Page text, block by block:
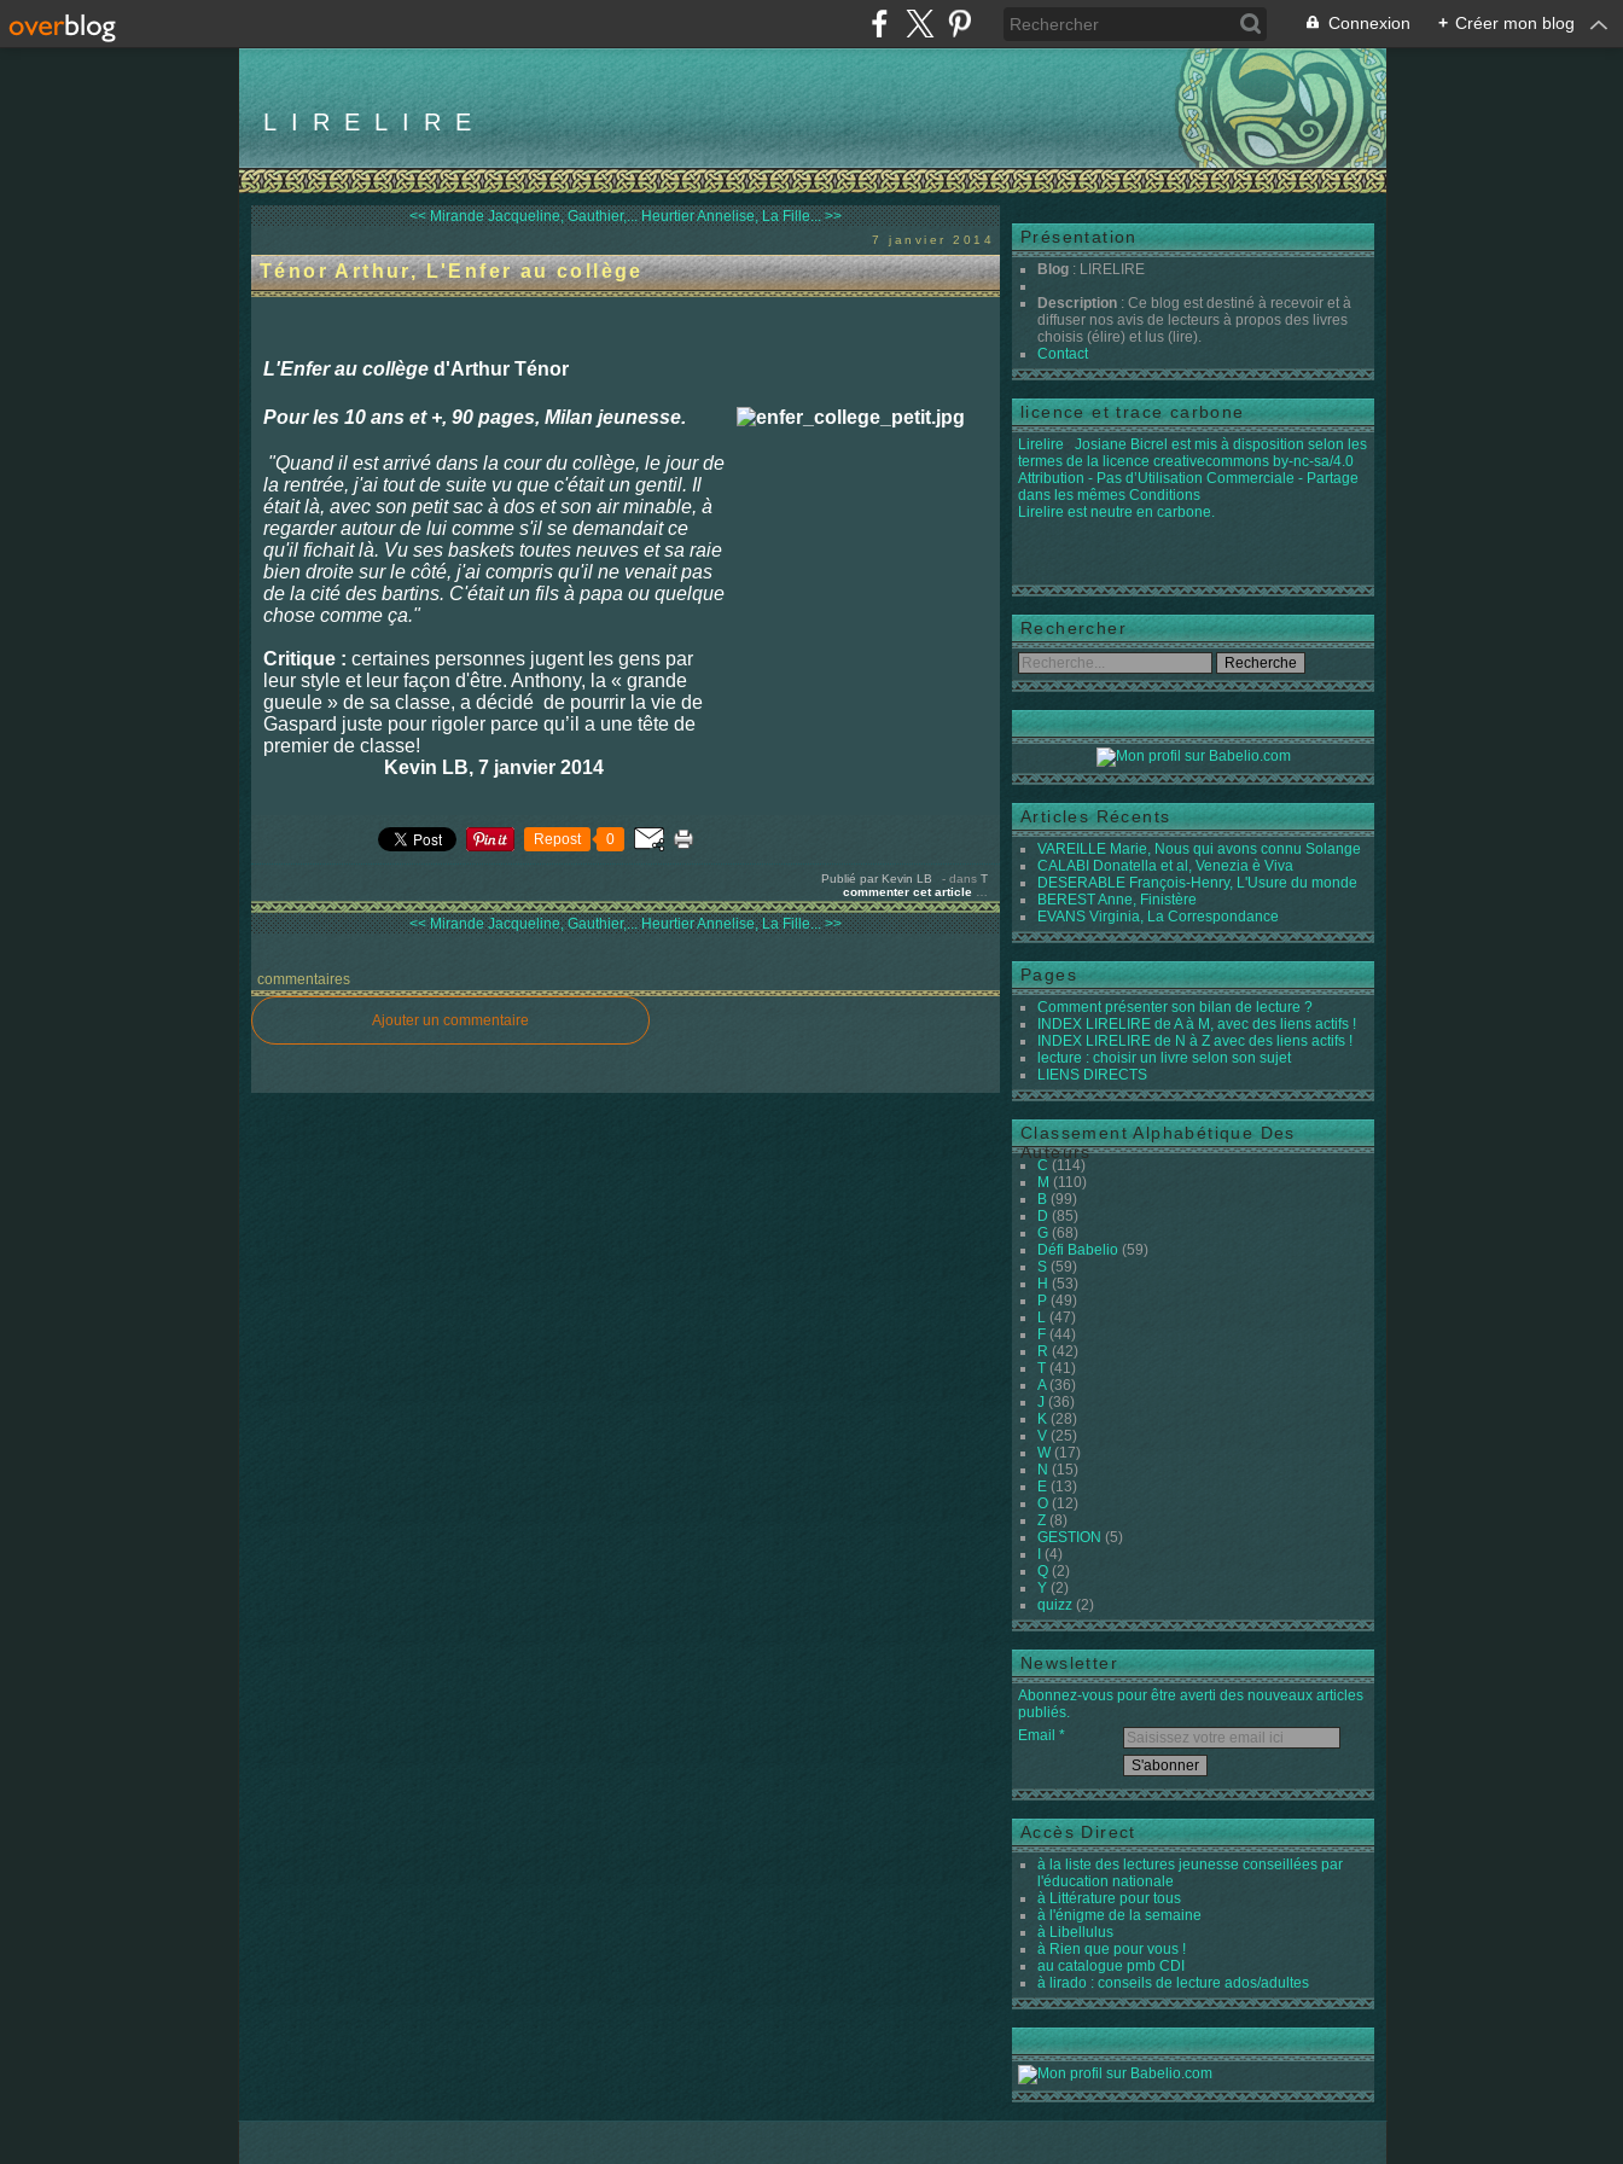
Connexion + Créer mon blog
LIRELIRE
<< Mirande Jacqueline, Gauthier,... Heurtier Annelise, La Fille... >>
7 janvier 2014
Ténor Arthur, L'Enfer au collège
L'Enfer au collège d'Arthur Ténor
Pour les 10 ans et +, 90 pages, Milan jeunesse.
"Quand il est arrivé dans la cour du collège, le jour de
la rentrée, j'ai tout de suite vu que c'était un gentil. Il
était là, avec son petit sac à dos et son air minable, à
regarder autour de lui comme s'il se demandait ce
qu'il fichait là. Vu ses baskets toutes neuves et sa raie
bien droite sur le côté, j'ai compris qu'il ne venait pas
de la cité des bartins. C'était un fils à papa ou quelque
chose comme ça."
Critique : certaines personnes jugent les gens par
leur style et leur façon d'être. Anthony, la « grande
gueule » de sa classe, a décidé de pourrir la vie de
Gaspard juste pour rigoler parce qu’il a une tête de
premier de classe!
Kevin LB, 7 janvier 2014
Repost 0
Publié par Kevin LB - dans T
commenter cet article
<< Mirande Jacqueline, Gauthier,... Heurtier Annelise, La Fille... >>
commentaires
Ajouter un commentaire
Présentation
Blog : LIRELIRE
Description : Ce blog est destiné à recevoir et à
diffuser nos avis de lecteurs à propos des livres
choisis (élire) et lus (lire).
Contact
licence et trace carbone
Lirelire Josiane Bicrel est mis à disposition selon les
termes de la licence creativecommons by-nc-sa/4.0
Attribution - Pas d’Utilisation Commerciale - Partage
dans les mêmes Conditions
Lirelire est neutre en carbone.
Rechercher
Articles Récents
VAREILLE Marie, Nous qui avons connu Solange
CALABI Donatella et al, Venezia è Viva
DESERABLE François-Henry, L'Usure du monde
BEREST Anne, Finistère
EVANS Virginia, La Correspondance
Pages
Comment présenter son bilan de lecture ?
INDEX LIRELIRE de A à M, avec des liens actifs !
INDEX LIRELIRE de N à Z avec des liens actifs !
lecture : choisir un livre selon son sujet
LIENS DIRECTS
Classement Alphabétique Des
Auteurs
C (114)
M (110)
B (99)
D (85)
G (68)
Défi Babelio (59)
S (59)
H (53)
P (49)
L (47)
F (44)
R (42)
T (41)
A(36)
J (36)
K (28)
V (25)
W(17)
N (15)
E (13)
O (12)
Z (8)
GESTION (5)
(4)
Q (2)
Y (2)
quizz (2)
Newsletter
Abonnez-vous pour être averti des nouveaux articles
publiés.
Email
Accès Direct
à la liste des lectures jeunesse conseillées par
l'éducation nationale
à Littérature pour tous
à l'énigme de la semaine
à Libellulus
à Rien que pour vous !
au catalogue pmb CDI
à lirado : conseils de lecture ados/adultes